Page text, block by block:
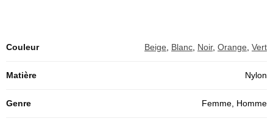
Couleur Beige, Blanc, Noir, Orange, Vert
Matière Nylon
Genre Femme, Homme